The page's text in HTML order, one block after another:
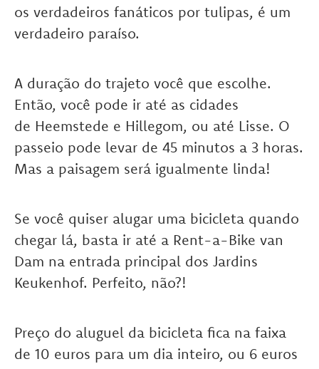
os verdadeiros fanáticos por tulipas, é um
verdadeiro paraíso.
A duração do trajeto você que escolhe.
Então, você pode ir até as cidades
de Heemstede e Hillegom, ou até Lisse. O
passeio pode levar de 45 minutos a 3 horas.
Mas a paisagem será igualmente linda!
Se você quiser alugar uma bicicleta quando
chegar lá, basta ir até a Rent-a-Bike van
Dam na entrada principal dos Jardins
Keukenhof. Perfeito, não?!
Preço do aluguel da bicicleta fica na faixa
de 10 euros para um dia inteiro, ou 6 euros